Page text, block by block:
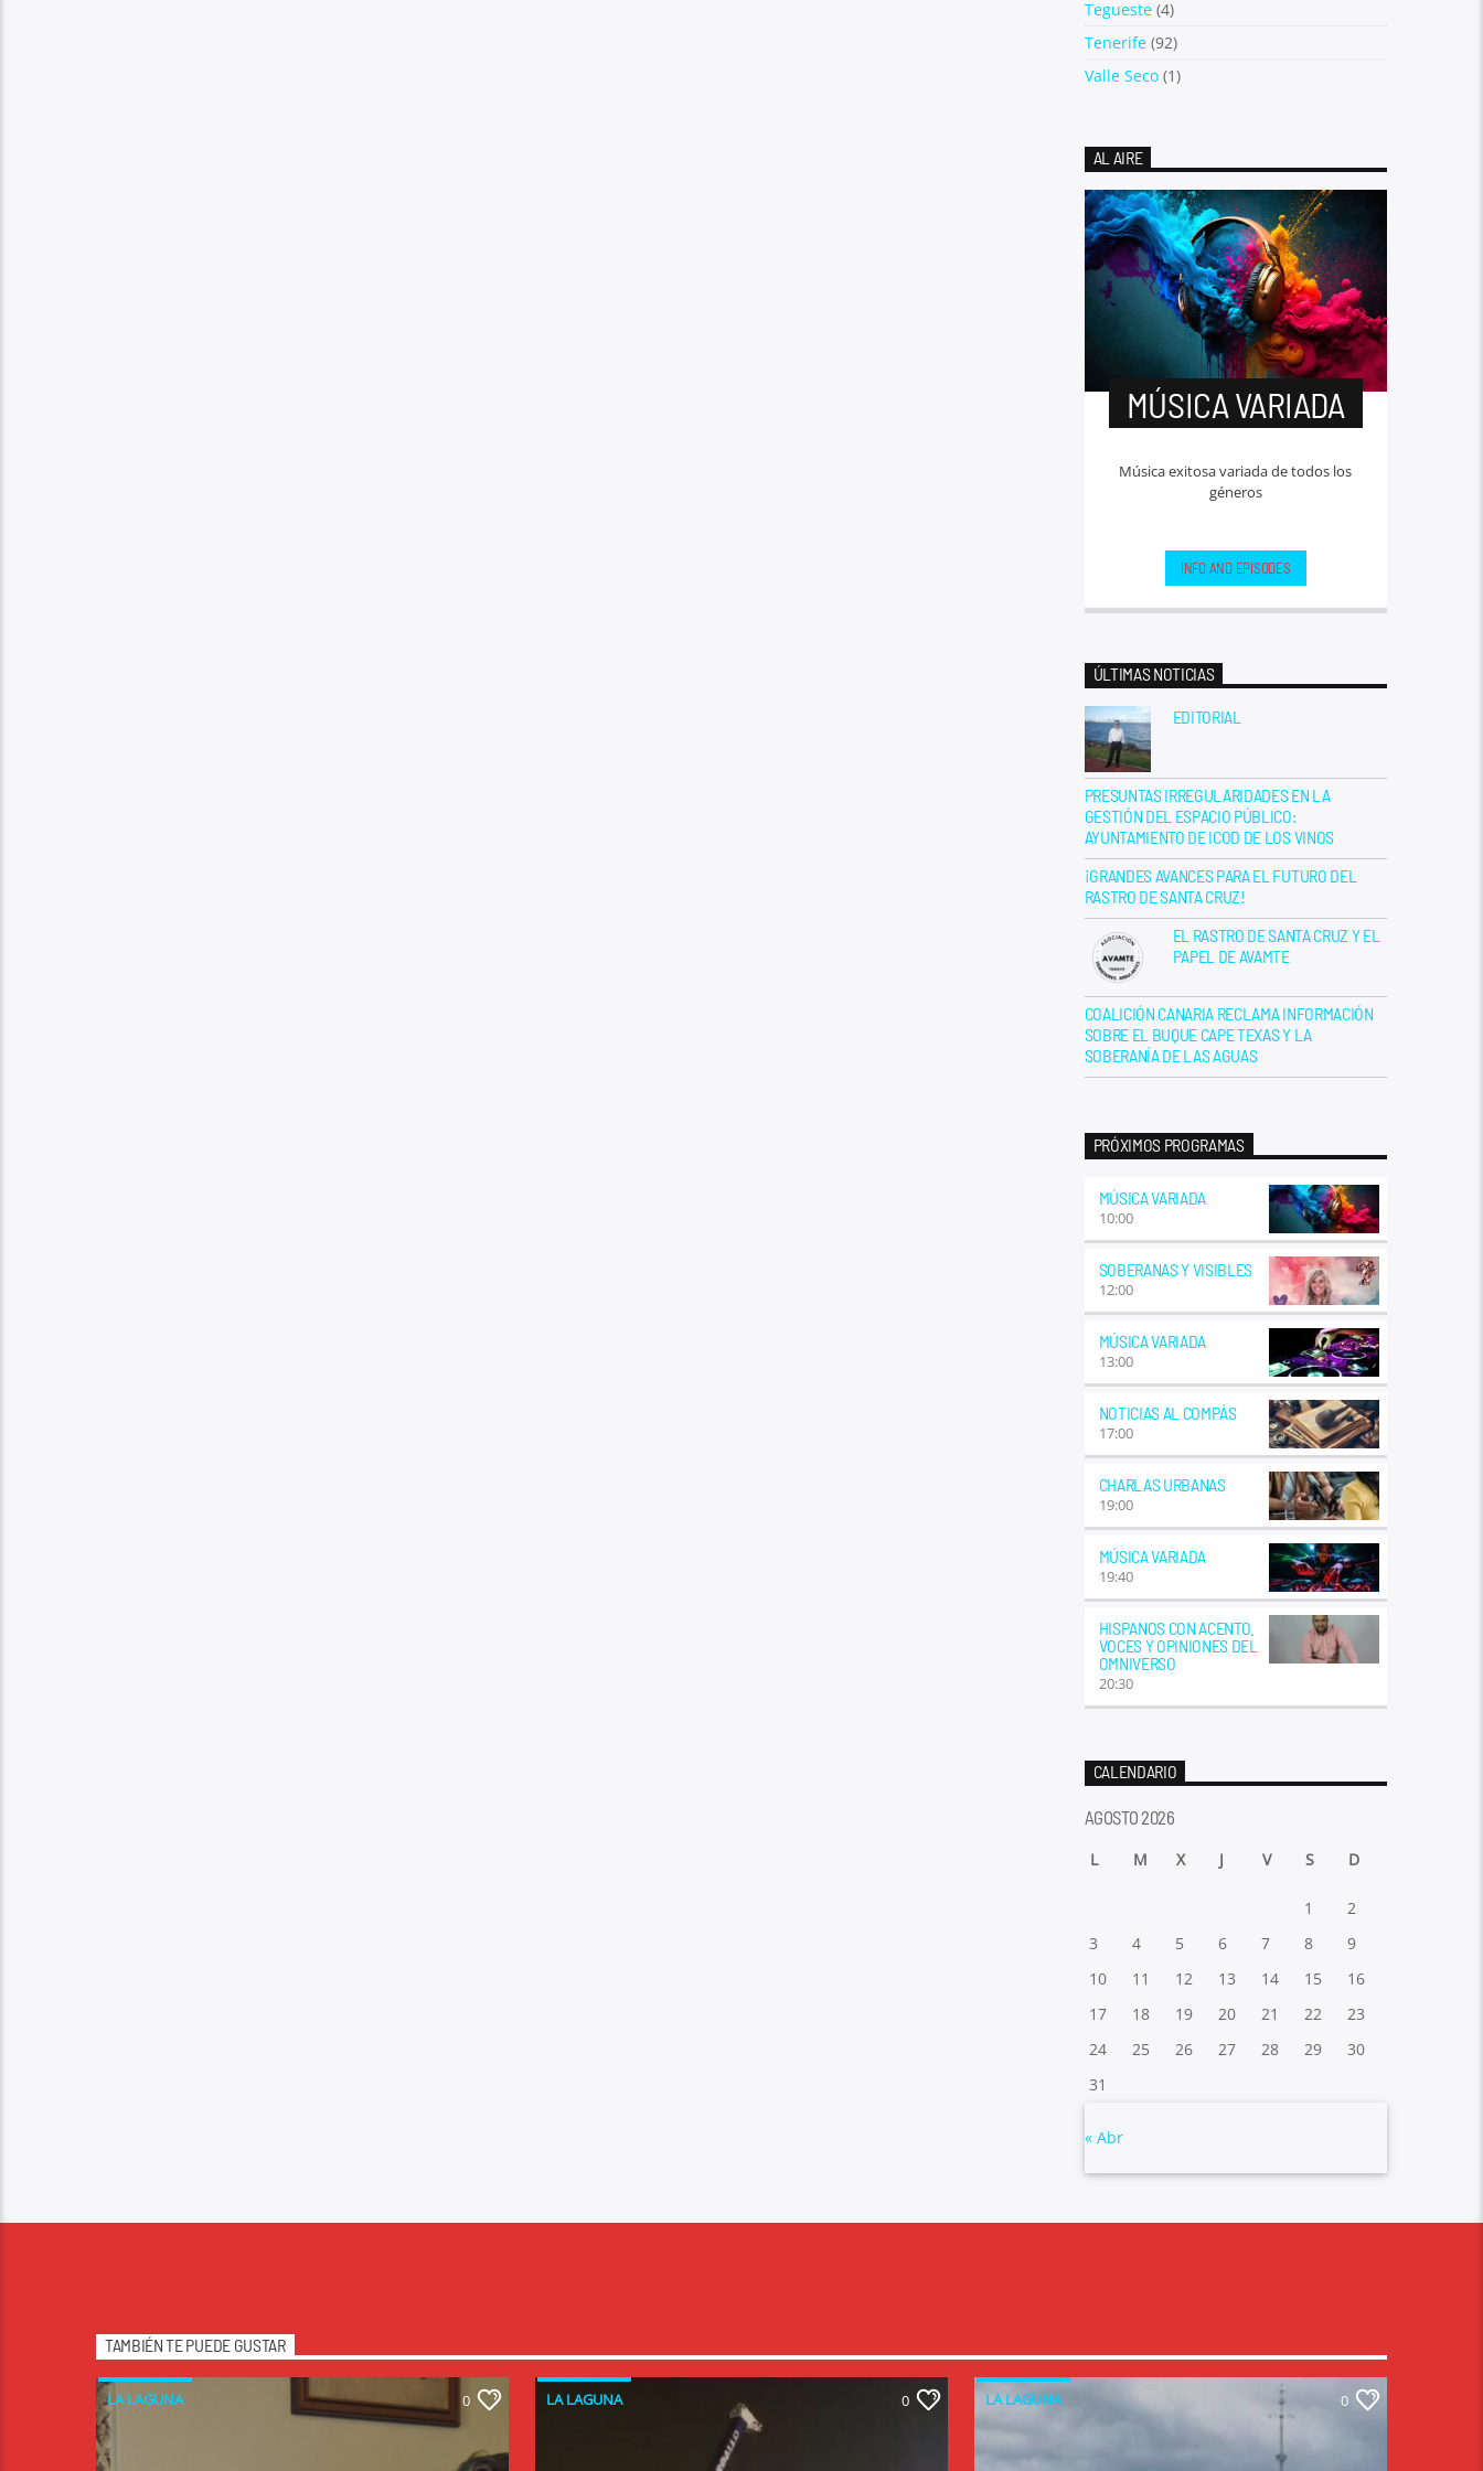
Tegueste(4)
Tenerife(92)
Valle Seco(1)
AL AIRE
MÚSICA VARIADA
Música exitosa variada de todos los
géneros
INFO AND EPISODES
ÚLTIMAS NOTICIAS
EDITORIAL
PRESUNTAS IRREGULARIDADES EN LA
GESTIÓN DEL ESPACIO PÚBLICO:
AYUNTAMIENTO DE ICOD DE LOS VINOS
¡GRANDES AVANCES PARA EL FUTURO DEL
RASTRO DE SANTA CRUZ!
EL RASTRO DE SANTA CRUZ Y EL
PAPEL DE AVAMTE
COALICIÓN CANARIA RECLAMA INFORMACIÓN
SOBRE EL BUQUE CAPE TEXAS Y LA
SOBERANÍA DE LAS AGUAS
PRÓXIMOS PROGRAMAS
MÚSICA VARIADA
10:00
SOBERANAS Y VISIBLES
12:00
MÚSICA VARIADA
13:00
NOTICIAS AL COMPÁS
17:00
CHARLAS URBANAS
19:00
MÚSICA VARIADA
19:40
HISPANOS CON ACENTO.
VOCES Y OPINIONES DEL
OMNIVERSO
20:30
CALENDARIO
AGOSTO 2026
L M X J V S D
1
2
3
4 5 6 7 8
9
10
11 12 13 14 15
16
17
18 19 20 21 22
23
24
25 26 27 28 29
30
31
« Abr
TAMBIÉN TE PUEDE GUSTAR
LA LAGUNA 0 LA LAGUNA 0 LA LAGUNA 0